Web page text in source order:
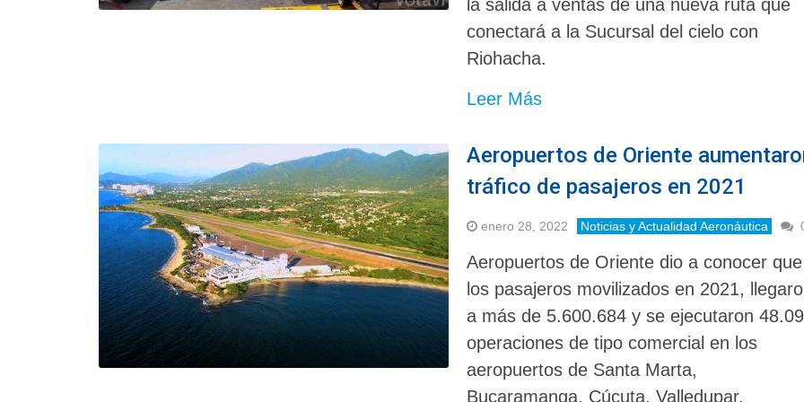
la salida a ventas de una nueva ruta que
conectará a la Sucursal del cielo con
Riohacha.
Leer Más
Aeropuertos de Oriente
tráfico de pasajeros en 2021
enero 28, 2022 Noticias y Actualidad Aeronáutica
Aeropuertos de Oriente dio a conocer que
los pasajeros movilizados en 2021,
a más de 5.600.684 y se ejecutaron
operaciones de tipo comercial en los
aeropuertos de Santa Marta,
Bucaramanga, Cúcuta, Valledupar,